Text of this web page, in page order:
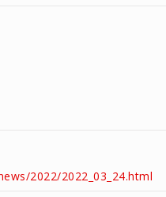
2022/2022_03_24.html